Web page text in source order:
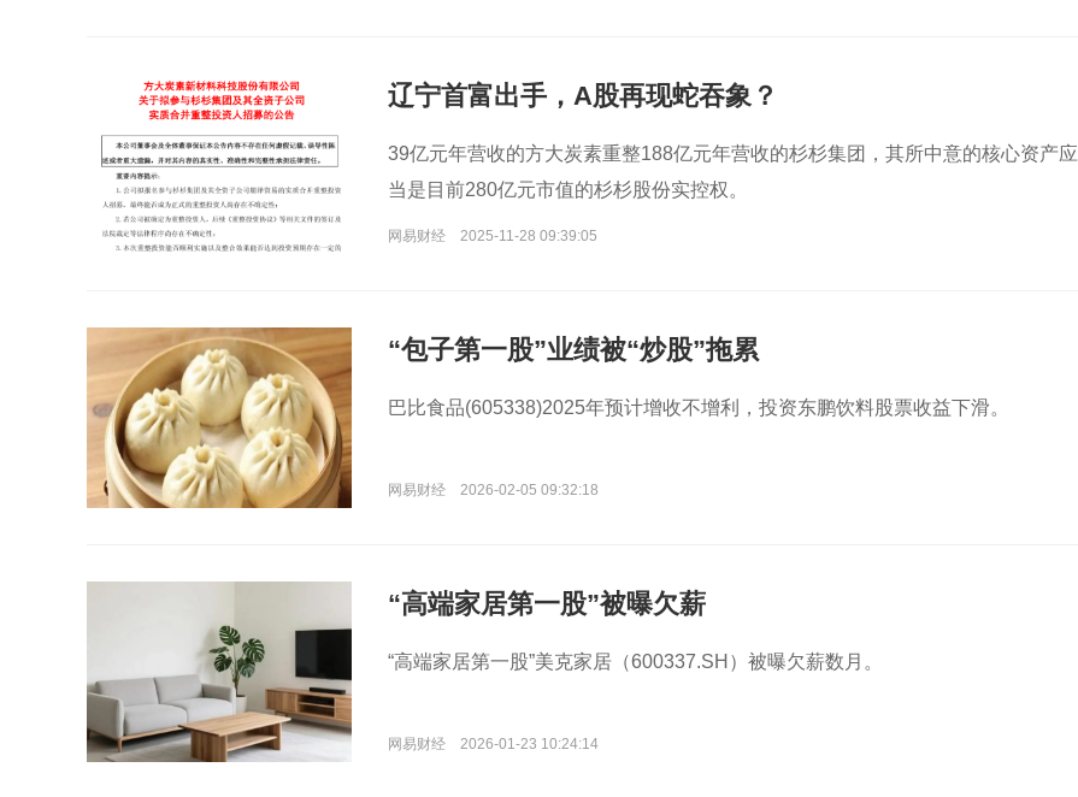
辽宁首富出手，A股再现蛇吞象？
39亿元年营收的方大炭素重整188亿元年营收的杉杉集团，其所中意的核心资产应
当是目前280亿元市值的杉杉股份实控权。
网易财经 2025-11-28 09:39:05
“包子第一股”业绩被“炒股”拖累
巴比食品(605338)2025年预计增收不增利，投资东鹏饮料股票收益下滑。
网易财经 2026-02-05 09:32:18
“高端家居第一股”被曝欠薪
“高端家居第一股”美克家居（600337.SH）被曝欠薪数月。
网易财经 2026-01-23 10:24:14